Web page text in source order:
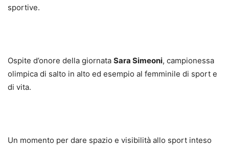
sportive.
Ospite d’onore della giornata Sara Simeoni, campionessa
olimpica di salto in alto ed esempio al femminile di sport e
di vita.
Un momento per dare spazio e visibilità allo sport inteso